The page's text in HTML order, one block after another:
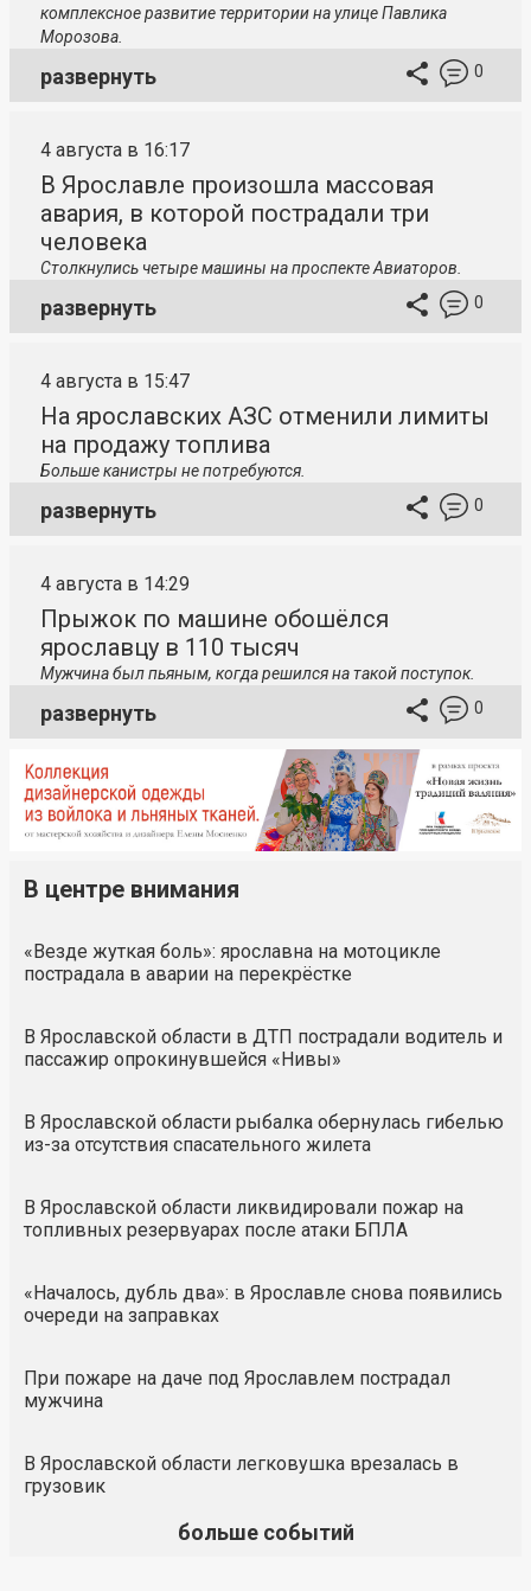
комплексное развитие территории на улице Павлика
Морозова.
развернуть 0
4 августа в 16:17
В Ярославле произошла массовая
авария, в которой пострадали три
человека
Столкнулись четыре машины на проспекте Авиаторов.
развернуть 0
4 августа в 15:47
На ярославских АЗС отменили лимиты
на продажу топлива
Больше канистры не потребуются.
развернуть 0
4 августа в 14:29
Прыжок по машине обошёлся
ярославцу в 110 тысяч
Мужчина был пьяным, когда решился на такой поступок.
развернуть 0
В центре внимания
«Везде жуткая боль»: ярославна на мотоцикле
пострадала в аварии на перекрёстке
В Ярославской области в ДТП пострадали водитель и
пассажир опрокинувшейся «Нивы»
В Ярославской области рыбалка обернулась гибелью
из-за отсутствия спасательного жилета
В Ярославской области ликвидировали пожар на
топливных резервуарах после атаки БПЛА
«Началось, дубль два»: в Ярославле снова появились
очереди на заправках
При пожаре на даче под Ярославлем пострадал
мужчина
В Ярославской области легковушка врезалась в
грузовик
больше событий